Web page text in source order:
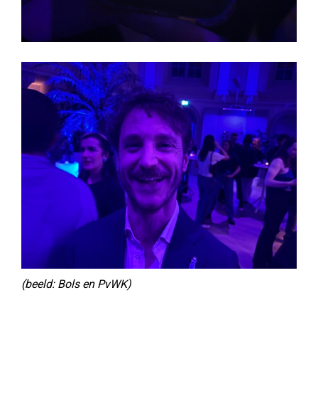
(beeld: Bols en PvWK)